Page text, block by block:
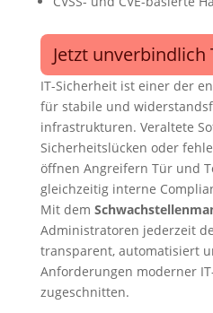
Jetzt unverbindlich
IT-Sicherheit ist einer der
für stabile und
infrastrukturen. Veraltete
Sicherheitslücken oder
öffnen Angreifern Tür und
gleichzeitig interne
Mit dem
Administratoren jederzeit
transparent, automatisiert
Anforderungen moderner
zugeschnitten.